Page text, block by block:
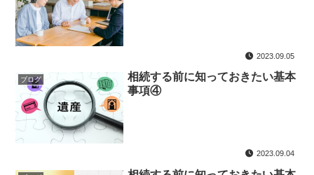
2023.09.05
ブログ
相続する前に知っておきたい基本
事項④
2023.09.04